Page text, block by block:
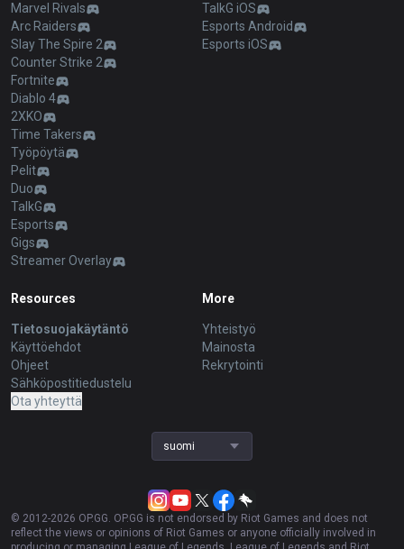
Marvel Rivals
Arc Raiders
Slay The Spire 2
Counter Strike 2
Fortnite
Diablo 4
2XKO
Time Takers
Työpöytä
Pelit
Duo
TalkG
Esports
Gigs
Streamer Overlay
TalkG iOS
Esports Android
Esports iOS
Resources
Tietosuojakäytäntö
Käyttöehdot
Ohjeet
Sähköpostitiedustelu
Ota yhteyttä
More
Yhteistyö
Mainosta
Rekrytointi
suomi
© 2012-2026 OP.GG. OP.GG is not endorsed by Riot Games and does not
reflect the views or opinions of Riot Games or anyone officially involved in